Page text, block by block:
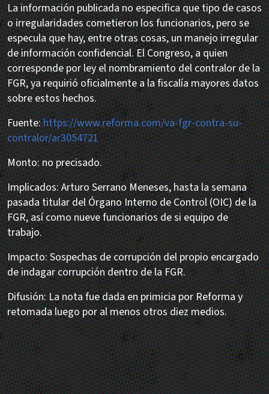
La información publicada no especifica que tipo de casos
o irregularidades cometieron los funcionarios, pero se
especula que hay, entre otras cosas, un manejo irregular
de información confidencial. El Congreso, a quien
corresponde por ley el nombramiento del contralor de la
FGR, ya requirió oficialmente a la fiscalía mayores datos
sobre estos hechos.
Fuente:https://www.reforma.com/va-fgr-contra-su-
contralor/ar3054721
Monto: no precisado.
Implicados: Arturo Serrano Meneses, hasta la semana
pasada titular del Órgano Interno de Control (OIC) de la
FGR, así como nueve funcionarios de si equipo de
trabajo.
Impacto: Sospechas de corrupción del propio encargado
de indagar corrupción dentro de la FGR.
Difusión: La nota fue dada en primicia por Reforma y
retomada luego por al menos otros diez medios.